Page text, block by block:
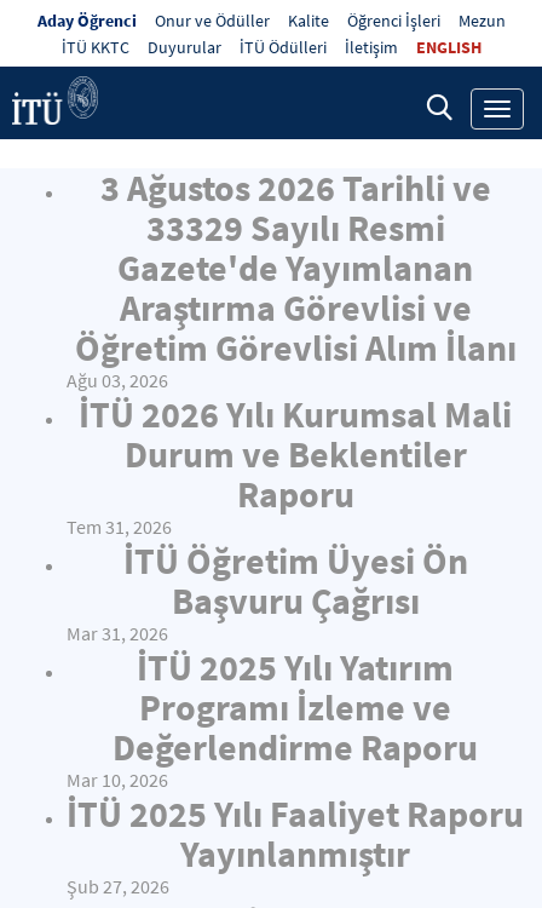
Aday Öğrenci Onur ve Ödüller Kalite Öğrenci İşleri
Mezun
İTÜ KKTC
Duyurular İTÜ Ödülleri İletişim ENGLISH
3 Ağustos 2026 Tarihli ve
33329 Sayılı Resmi
Gazete'de Yayımlanan
Araştırma Görevlisi ve
Öğretim Görevlisi Alım İlanı
Ağu 03, 2026
İTÜ 2026 Yılı Kurumsal Mali
Durum ve Beklentiler
Raporu
Tem 31, 2026
İTÜ Öğretim Üyesi Ön
Başvuru Çağrısı
Mar 31, 2026
İTÜ 2025 Yılı Yatırım
Programı İzleme ve
Değerlendirme Raporu
Mar 10, 2026
İTÜ 2025 Yılı Faaliyet Raporu
Yayınlanmıştır
Şub 27, 2026